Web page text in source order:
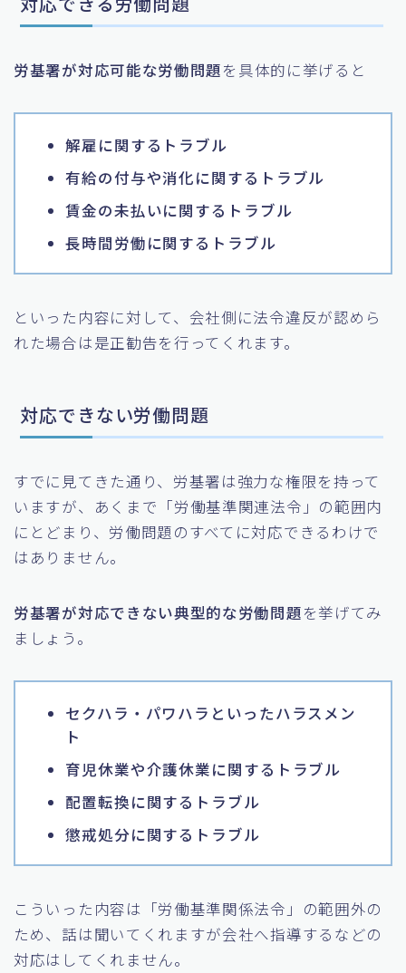
労基署が対応可能な労働問題を具体的に挙げると
解雇に関するトラブル
有給の付与や消化に関するトラブル
賃金の未払いに関するトラブル
長時間労働に関するトラブル
といった内容に対して、会社側に法令違反が認めら
れた場合は是正勧告を行ってくれます。
対応できない労働問題
すでに見てきた通り、労基署は強力な権限を持って
いますが、あくまで「労働基準関連法令」の範囲内
にとどまり、労働問題のすべてに対応できるわけで
はありません。
労基署が対応できない典型的な労働問題を挙げてみ
ましょう。
セクハラ・パワハラといったハラスメン
ト
育児休業や介護休業に関するトラブル
配置転換に関するトラブル
懲戒処分に関するトラブル
こういった内容は「労働基準関係法令」の範囲外の
ため、話は聞いてくれますが会社へ指導するなどの
対応はしてくれません。